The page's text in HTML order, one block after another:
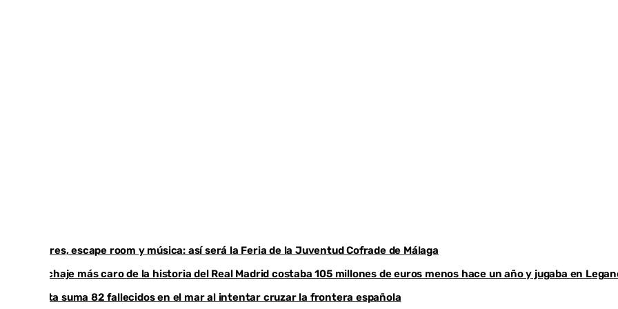
Talleres, escape room y música: así será la Feria de la Juventud Cofrade de Málaga
El fichaje más caro de la historia del Real Madrid costaba 105 millones de euros menos hace un año y jugaba en
Ceuta suma 82 fallecidos en el mar al intentar cruzar la frontera española